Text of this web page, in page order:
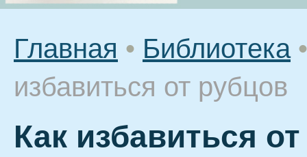
Главная • Библиотека •
избавиться от рубцов
Как избавиться